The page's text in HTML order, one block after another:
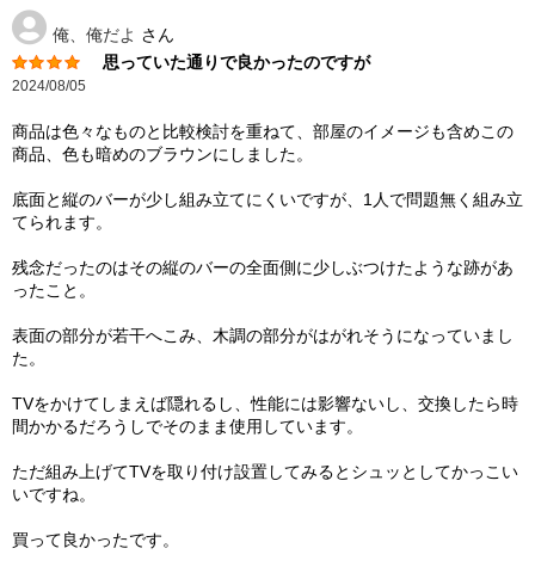
俺、俺だよ さん
思っていた通りで良かったのですが
2024/08/05
商品は色々なものと比較検討を重ねて、部屋のイメージも含めこの
商品、色も暗めのブラウンにしました。
底面と縦のバーが少し組み立てにくいですが、1人で問題無く組み立
てられます。
残念だったのはその縦のバーの全面側に少しぶつけたような跡があ
ったこと。
表面の部分が若干へこみ、木調の部分がはがれそうになっていまし
た。
TVをかけてしまえば隠れるし、性能には影響ないし、交換したら時
間かかるだろうしでそのまま使用しています。
ただ組み上げてTVを取り付け設置してみるとシュッとしてかっこい
いですね。
買って良かったです。